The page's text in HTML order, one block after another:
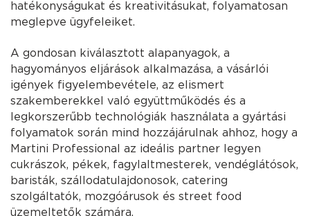
hatékonyságukat és kreativitásukat, folyamatosan
meglepve ügyfeleiket.
A gondosan kiválasztott alapanyagok, a
hagyományos eljárások alkalmazása, a vásárlói
igények figyelembevétele, az elismert
szakemberekkel való együttműködés és a
legkorszerűbb technológiák használata a gyártási
folyamatok során mind hozzájárulnak ahhoz, hogy a
Martini Professional az ideális partner legyen
cukrászok, pékek, fagylaltmesterek, vendéglátósok,
baristák, szállodatulajdonosok, catering
szolgáltatók, mozgóárusok és street food
üzemeltetők számára.